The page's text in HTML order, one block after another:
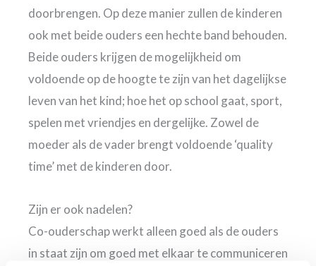
doorbrengen. Op deze manier zullen de kinderen
ook met beide ouders een hechte band behouden.
Beide ouders krijgen de mogelijkheid om
voldoende op de hoogte te zijn van het dagelijkse
leven van het kind; hoe het op school gaat, sport,
spelen met vriendjes en dergelijke. Zowel de
moeder als de vader brengt voldoende ‘quality
time’ met de kinderen door.
Zijn er ook nadelen?
Co-ouderschap werkt alleen goed als de ouders
in staat zijn om goed met elkaar te communiceren